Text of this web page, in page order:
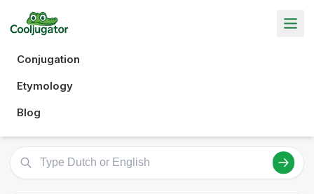
Conjugation
Etymology
Blog